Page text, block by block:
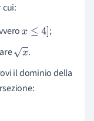
cui:
x≤ 4]
;
x
.
il dominio della